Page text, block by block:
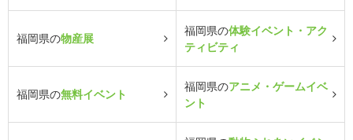
福岡県の物産展
福岡県の体験イベント・アク
ティビティ
福岡県の無料イベント
福岡県のアニメ・ゲームイベ
ント